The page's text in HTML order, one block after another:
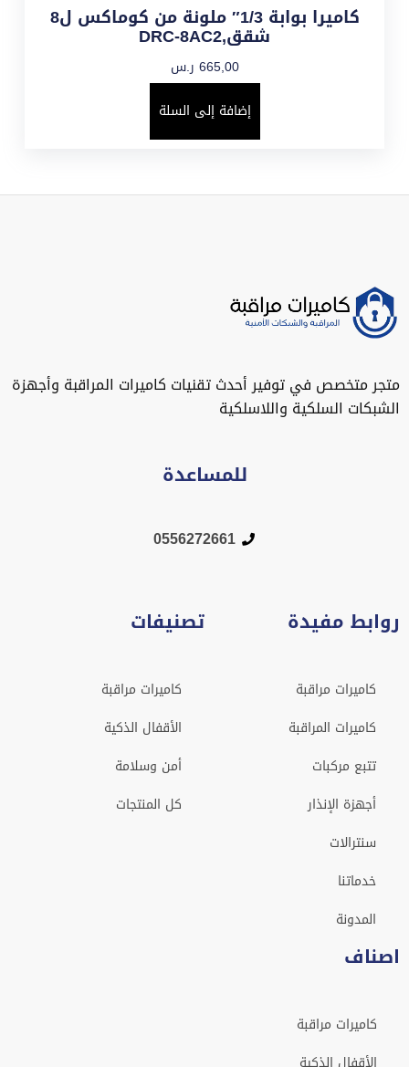
كاميرا بوابة 1/3″ ملونة من كوماكس ل8
شقق,DRC-8AC2
665,00 ر.س
إضافة إلى السلة
متجر متخصص في توفير أحدث تقنيات كاميرات المراقبة وأجهزة
الشبكات السلكية واللاسلكية
للمساعدة
0556272661
روابط مفيدة
كاميرات مراقبة
كاميرات المراقبة
تتبع مركبات
أجهزة الإنذار
سنترالات
خدماتنا
المدونة
تصنيفات
كاميرات مراقبة
الأقفال الذكية
أمن وسلامة
كل المنتجات
اصناف
كاميرات مراقبة